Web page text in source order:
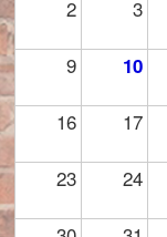
2 3
9 10
16 17
23 24